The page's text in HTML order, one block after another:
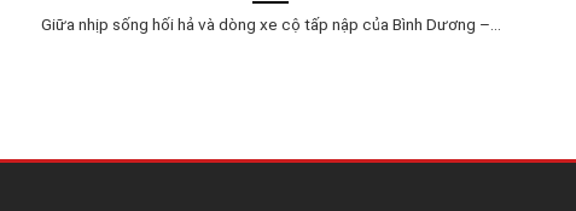
Giữa nhịp sống hối hả và dòng xe cộ tấp nập của Bình Dương –...